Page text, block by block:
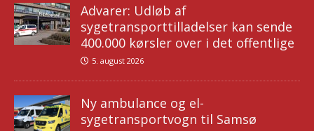
Advarer: Udløb af
sygetransporttilladelser kan sende
400.000 kørsler over i det offentlige
5. august 2026
Ny ambulance og el-
sygetransportvogn til Samsø